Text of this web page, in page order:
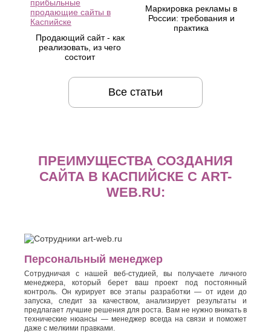
Продающий сайт - как
реализовать, из чего
состоит
Маркировка рекламы в
России: требования и
практика
Все статьи
ПРЕИМУЩЕСТВА СОЗДАНИЯ
САЙТА В КАСПИЙСКЕ С ART-
WEB.RU:
Персональный менеджер
Сотрудничая с нашей веб-студией, вы получаете личного
менеджера, который берет ваш проект под постоянный
контроль. Он курирует все этапы разработки — от идеи до
запуска, следит за качеством, анализирует результаты и
предлагает лучшие решения для роста. Вам не нужно вникать в
технические нюансы — менеджер всегда на связи и поможет
даже с мелкими правками.